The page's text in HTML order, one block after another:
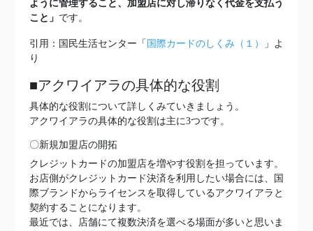
ように管理すること、加盟店に対し滞りなく代金を支払う
こと」 です。
引用：国民生活センター「 国際カードのしくみ（１）
」よ
り
■アクワイアラの具体的な役割
具体的な役割について詳しくみていきましょう。
アクワイアラの具体的な役割は主に3つです。
〇新規加盟店の開拓
クレジットカードの加盟店を増やす役割を担っています。
お店側がクレジットカード決済を利用したい場合には、国
際ブランドからライセンスを取得しているアクワイアラと
契約することになります。
最近では、店舗にて複数決済を選べる場面が多いと思いま